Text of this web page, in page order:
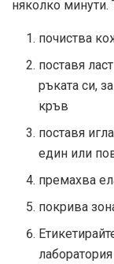
няколко минути.
почиства
поставя
ръката си,
кръв
поставя
един или
премахва
покрива